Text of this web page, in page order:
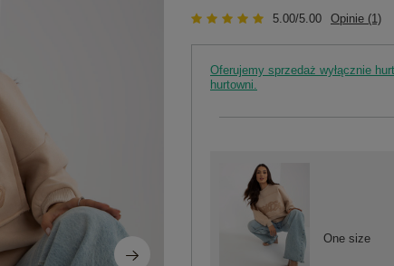
5.00/5.00 Opinie (1)
Oferujemy sprzedaż wyłącznie
hurtowni.
One size